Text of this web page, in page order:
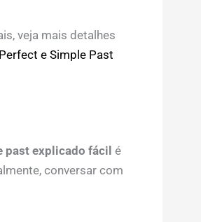
veja mais detalhes
e Simple Past
past explicado fácil é
conversar com